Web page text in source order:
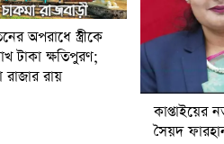
অপরাধে স্ত্রীকে
টাকা ক্ষতিপুরণ;
রাজার রায়
কাপ্তাইয়ের
সৈয়দ